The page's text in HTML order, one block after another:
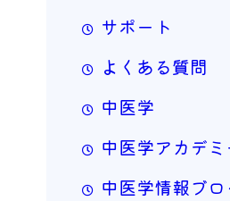
サポート
よくある質問
中医学
中医学アカデミ
中医学情報ブロ